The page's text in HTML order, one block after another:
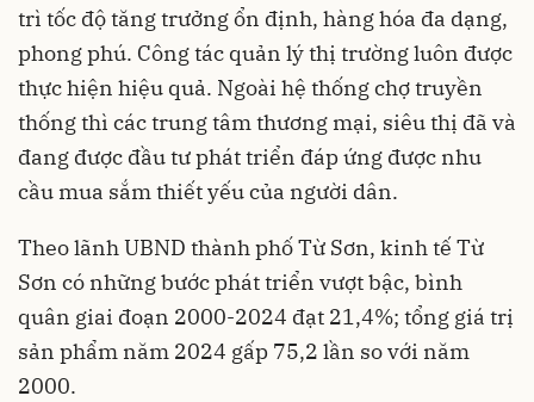
trì tốc độ tăng trưởng ổn định, hàng hóa đa dạng,
phong phú. Công tác quản lý thị trường luôn được
thực hiện hiệu quả. Ngoài hệ thống chợ truyền
thống thì các trung tâm thương mại, siêu thị đã và
đang được đầu tư phát triển đáp ứng được nhu
cầu mua sắm thiết yếu của người dân.
Theo lãnh UBND thành phố Từ Sơn, kinh tế Từ
Sơn có những bước phát triển vượt bậc, bình
quân giai đoạn 2000-2024 đạt 21,4%; tổng giá trị
sản phẩm năm 2024 gấp 75,2 lần so với năm
2000.